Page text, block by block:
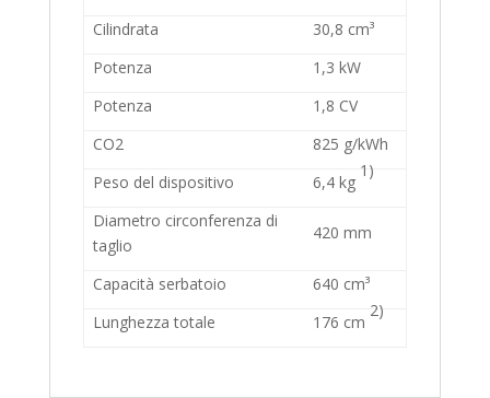
Cilindrata
30,8 cm³
Potenza
1,3 kW
Potenza
1,8 CV
CO2
825 g/kWh
Peso del dispositivo
6,4 kg
1)
Diametro circonferenza di
taglio
420 mm
Capacità serbatoio
640 cm³
Lunghezza totale
176 cm
2)